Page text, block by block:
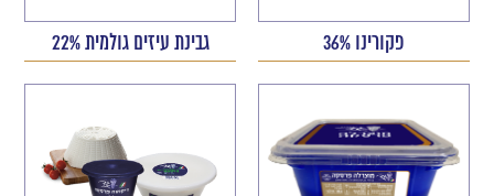
גבינת עיזים גולמית 22% פקורינו 36%